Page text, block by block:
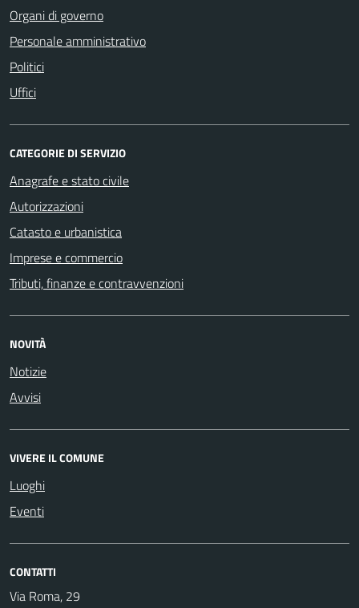
Organi di governo
Personale amministrativo
Politici
Uffici
CATEGORIE DI SERVIZIO
Anagrafe e stato civile
Autorizzazioni
Catasto e urbanistica
Imprese e commercio
Tributi, finanze e contravvenzioni
NOVITÀ
Notizie
Avvisi
VIVERE IL COMUNE
Luoghi
Eventi
CONTATTI
Via Roma, 29